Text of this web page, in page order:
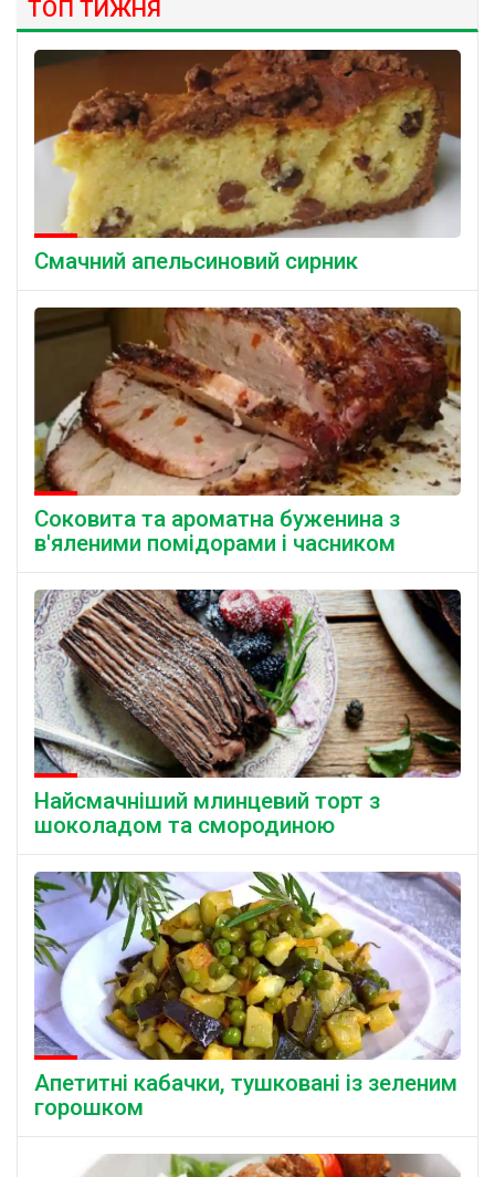
ТОП ТИЖНЯ
Смачний апельсиновий сирник
Соковита та ароматна буженина з
в'яленими помідорами і часником
Найсмачніший млинцевий торт з
шоколадом та смородиною
Апетитні кабачки, тушковані із зеленим
горошком